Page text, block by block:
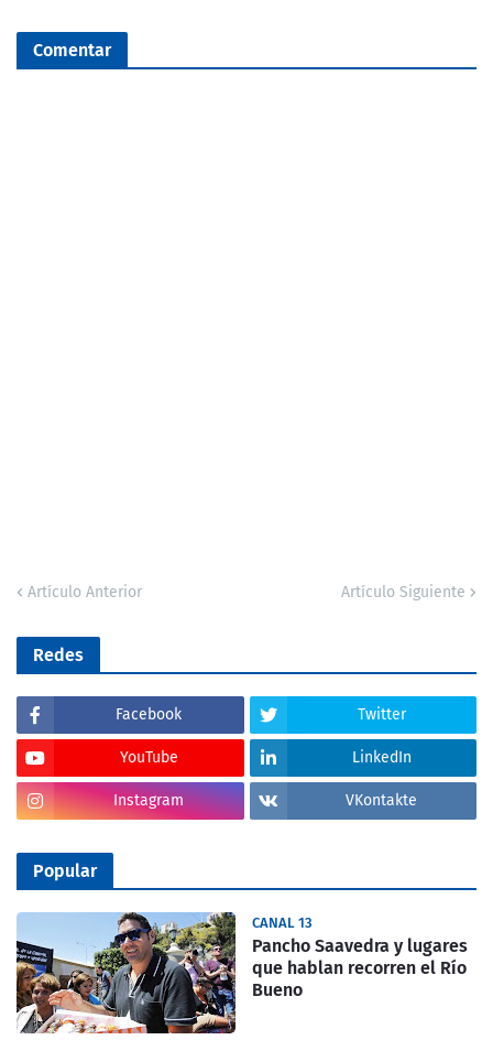
Comentar
Artículo Anterior Artículo Siguiente
Redes
Facebook Twitter
YouTube LinkedIn
Instagram VKontakte
Popular
CANAL 13
Pancho Saavedra y lugares
que hablan recorren el Río
Bueno